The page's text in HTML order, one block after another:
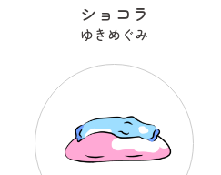
ショコラ
ゆきめぐみ